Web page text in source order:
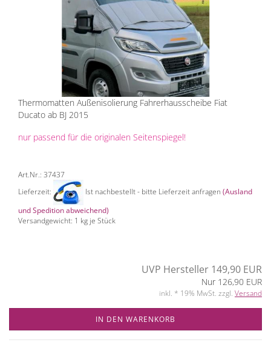
Thermomatten Außenisolierung Fahrerhausscheibe Fiat
Ducato ab BJ 2015
nur passend für die originalen Seitenspiegel!
Art.Nr.: 37437
Lieferzeit:
Ist nachbestellt - bitte Lieferzeit anfragen (Ausland
und Spedition abweichend)
Versandgewicht: 1 kg je Stück
UVP Hersteller 149,90 EUR
Nur 126,90 EUR
inkl. * 19% MwSt. zzgl. Versand
IN DEN WARENKORB